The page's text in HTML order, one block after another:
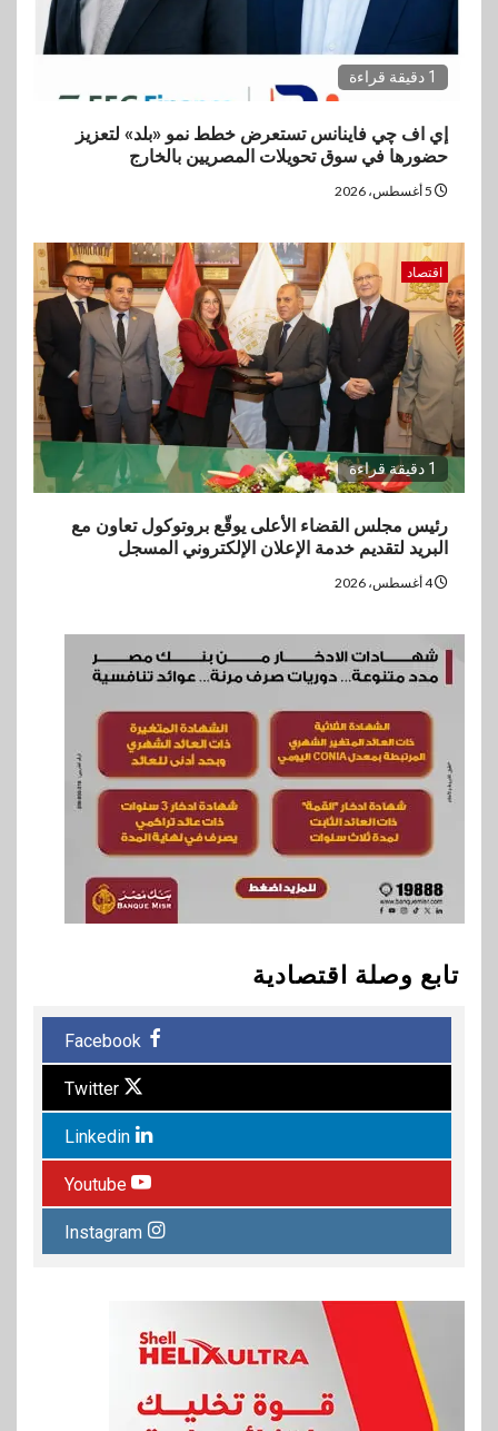
1 دقيقة قراءة
إي اف چي فاينانس تستعرض خطط نمو «بلد» لتعزيز
حضورها في سوق تحويلات المصريين بالخارج
اقتصاد
1 دقيقة قراءة
رئيس مجلس القضاء الأعلى يوقّع بروتوكول تعاون مع
البريد لتقديم خدمة الإعلان الإلكتروني المسجل
4 أغسطس، 2026
تابع وصلة اقتصادية
Facebook
Twitter
Linkedin
Youtube
Instagram